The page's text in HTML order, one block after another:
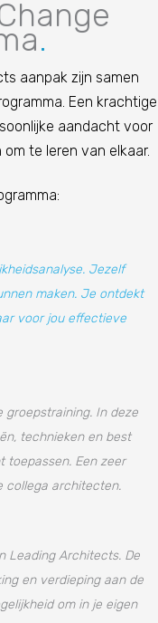
.
aanpak zijn samen
Een krachtige
aandacht voor
te leren van elkaar.
Jezelf
maken. Je ontdekt
voor jou effectieve
groepstraining. In deze
technieken en best
Een zeer
collega architecten.
Leading Architects. De
en verdieping aan de
om in je eigen